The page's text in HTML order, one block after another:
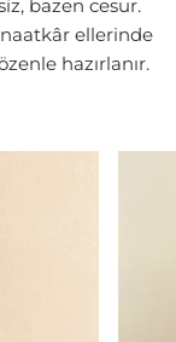
bazen cesur.
ellerinde
hazırlanır.